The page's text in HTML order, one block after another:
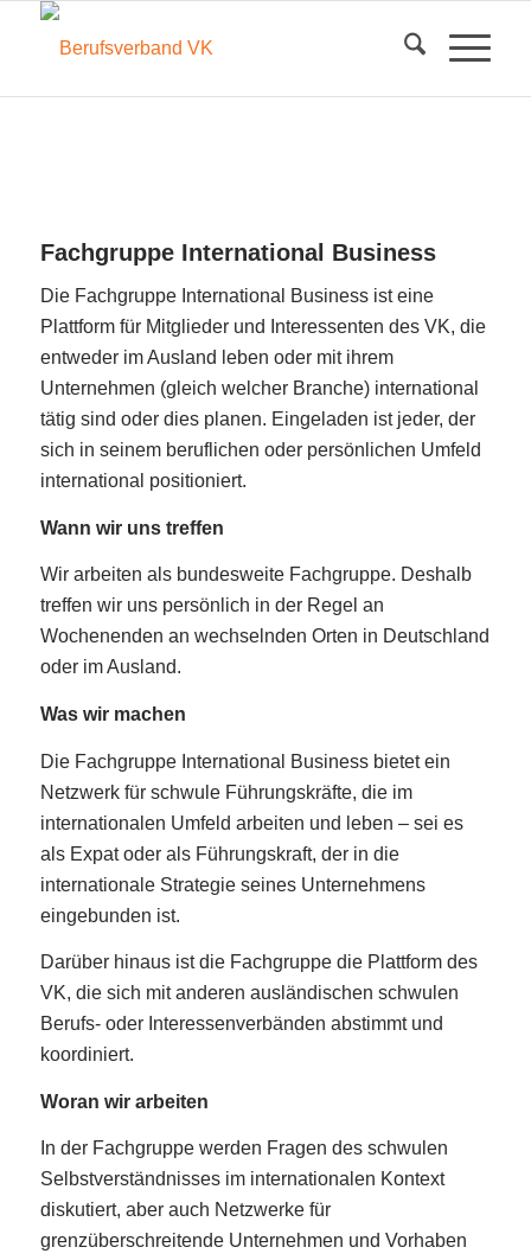
Fachgruppe International Business
Die Fachgruppe International Business ist eine
Plattform für Mitglieder und Interessenten des VK, die
entweder im Ausland leben oder mit ihrem
Unternehmen (gleich welcher Branche) international
tätig sind oder dies planen. Eingeladen ist jeder, der
sich in seinem beruflichen oder persönlichen Umfeld
international positioniert.
Wann wir uns treffen
Wir arbeiten als bundesweite Fachgruppe. Deshalb
treffen wir uns persönlich in der Regel an
Wochenenden an wechselnden Orten in Deutschland
oder im Ausland.
Was wir machen
Die Fachgruppe International Business bietet ein
Netzwerk für schwule Führungskräfte, die im
internationalen Umfeld arbeiten und leben – sei es
als Expat oder als Führungskraft, der in die
internationale Strategie seines Unternehmens
eingebunden ist.
Darüber hinaus ist die Fachgruppe die Plattform des
VK, die sich mit anderen ausländischen schwulen
Berufs- oder Interessenverbänden abstimmt und
koordiniert.
Woran wir arbeiten
In der Fachgruppe werden Fragen des schwulen
Selbstverständnisses im internationalen Kontext
diskutiert, aber auch Netzwerke für
grenzüberschreitende Unternehmen und Vorhaben